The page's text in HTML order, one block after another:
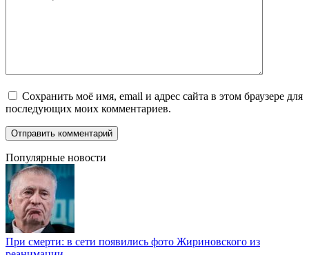
Сохранить моё имя, email и адрес сайта в этом браузере для
последующих моих комментариев.
Популярные новости
При смерти: в сети появились фото Жириновского из